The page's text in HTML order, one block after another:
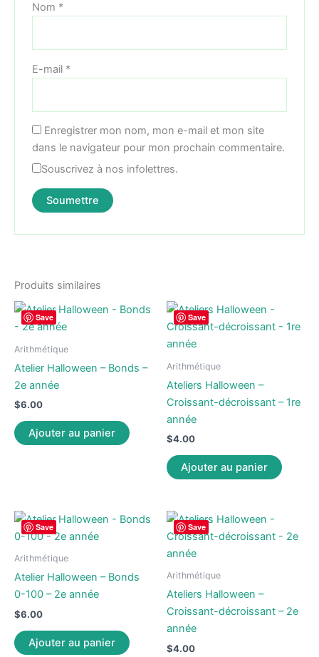
Nom *
E-mail *
Enregistrer mon nom, mon e-mail et mon site
dans le navigateur pour mon prochain commentaire.
Souscrivez à nos infolettres.
Produits similaires
Save
Arithmétique
Atelier Halloween – Bonds –
2e année
$6.00
Ajouter au panier
Save
Arithmétique
Ateliers Halloween –
Croissant-décroissant – 1re
année
$4.00
Ajouter au panier
Save
Arithmétique
Atelier Halloween – Bonds
0-100 – 2e année
$6.00
Ajouter au panier
Save
Arithmétique
Ateliers Halloween –
Croissant-décroissant – 2e
année
$4.00